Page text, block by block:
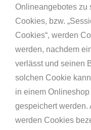
Onlineangebotes zu
Cookies, bzw.
Cookies“, werden
werden, nachdem
verlässt und seinen
solchen Cookie
in einem
gespeichert werden.
werden Cookies